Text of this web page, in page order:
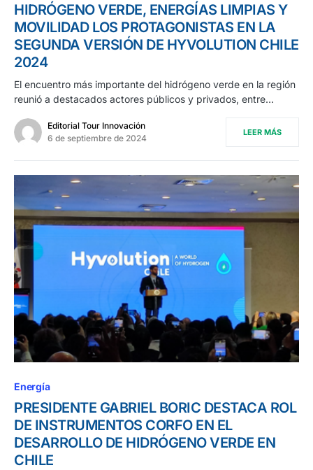
HIDRÓGENO VERDE, ENERGÍAS LIMPIAS Y
MOVILIDAD LOS PROTAGONISTAS EN LA
SEGUNDA VERSIÓN DE HYVOLUTION CHILE
2024
El encuentro más importante del hidrógeno verde en la región
reunió a destacados actores públicos y privados, entre…
Editorial Tour Innovación
6 de septiembre de 2024
LEER MÁS
Energía
PRESIDENTE GABRIEL BORIC DESTACA ROL
DE INSTRUMENTOS CORFO EN EL
DESARROLLO DE HIDRÓGENO VERDE EN
CHILE